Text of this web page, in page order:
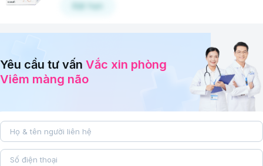
Đặt hẹn
Yêu cầu tư vấn Vắc xin phòng
Viêm màng não